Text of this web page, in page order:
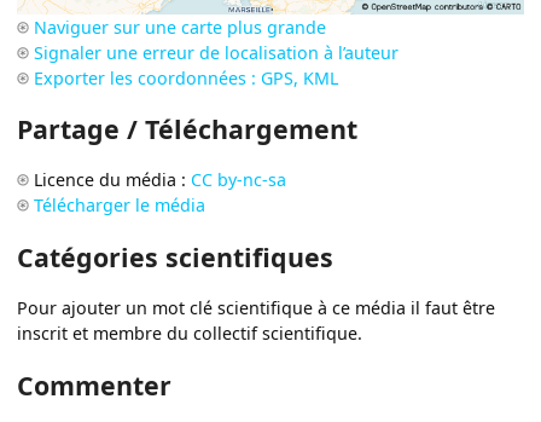
Naviguer sur une carte plus grande
Signaler une erreur de localisation à l’auteur
Exporter les coordonnées : GPS, KML
Partage / Téléchargement
Licence du média : CC by-nc-sa
Télécharger le média
Catégories scientifiques
Pour ajouter un mot clé scientifique à ce média il faut être
inscrit et membre du collectif scientifique.
Commenter